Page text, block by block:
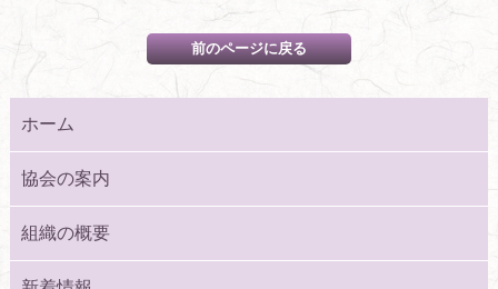
ホーム
協会の案内
組織の概要